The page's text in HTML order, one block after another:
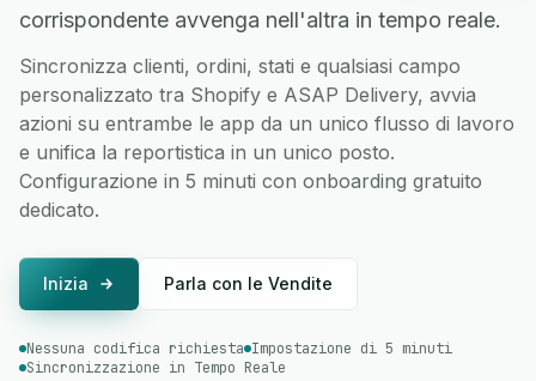
corrispondente avvenga nell'altra in tempo reale.
Sincronizza clienti, ordini, stati e qualsiasi campo
personalizzato tra Shopify e ASAP Delivery, avvia
azioni su entrambe le app da un unico flusso di lavoro
e unifica la reportistica in un unico posto.
Configurazione in 5 minuti con onboarding gratuito
dedicato.
Inizia Parla con le Vendite
Nessuna codifica richiesta Impostazione di 5 minuti
Sincronizzazione in Tempo Reale